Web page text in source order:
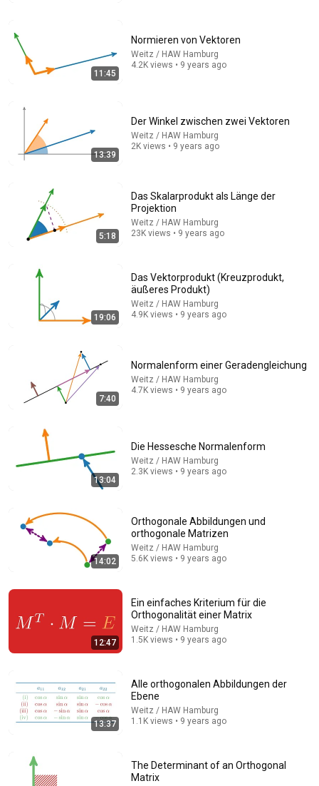
Invertieren einer Matrix
Weitz / HAW Hamburg • 2.1K views
Das Vektorprodukt (Kreuzprodukt, äußeres Produkt)
Weitz / HAW Hamburg • 4.9K views
11:45
Normieren von Vektoren
Weitz / HAW Hamburg
4.2K views • 9 years ago
13:39
Der Winkel zwischen zwei Vektoren
Weitz / HAW Hamburg
2K views • 9 years ago
5:18
Das Skalarprodukt als Länge der
Projektion
Weitz / HAW Hamburg
23K views • 9 years ago
19:06
Das Vektorprodukt (Kreuzprodukt,
äußeres Produkt)
Weitz / HAW Hamburg
4.9K views • 9 years ago
7:40
Normalenform einer Geradengleichung
Weitz / HAW Hamburg
4.7K views • 9 years ago
13:04
Die Hessesche Normalenform
Weitz / HAW Hamburg
2.3K views • 9 years ago
14:02
Orthogonale Abbildungen und
orthogonale Matrizen
Weitz / HAW Hamburg
5.6K views • 9 years ago
12:47
Ein einfaches Kriterium für die
Orthogonalität einer Matrix
Weitz / HAW Hamburg
1.5K views • 9 years ago
13:37
Alle orthogonalen Abbildungen der
Ebene
Weitz / HAW Hamburg
1.1K views • 9 years ago
The Determinant of an Orthogonal
Matrix